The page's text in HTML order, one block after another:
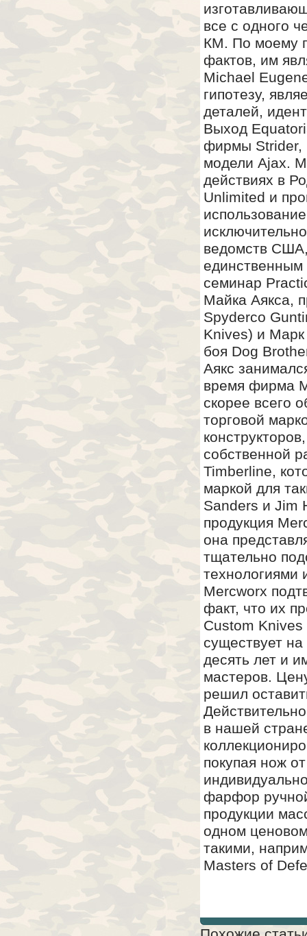
все с одного
КМ. По моему
фактов, им
Michael
гипотезу,
деталей,
Выход
фирмы Strider,
модели Ajax.
действиях в
Unlimited и
ведомств США,
семинар
Майка Аякса,
Spyderco
Knives) и Марк
боя Dog
Аякс
время фирма
скорее всего
торговой
собственной
Timberline,
маркой для
Sanders и Jim
продукция
она
тщательно
технологиями
Mercworx
факт, что их
Custom
существует
десять лет и
мастеров.
решил
в нашей
покупая нож
фарфор
продукции
одном
такими,
Masters of